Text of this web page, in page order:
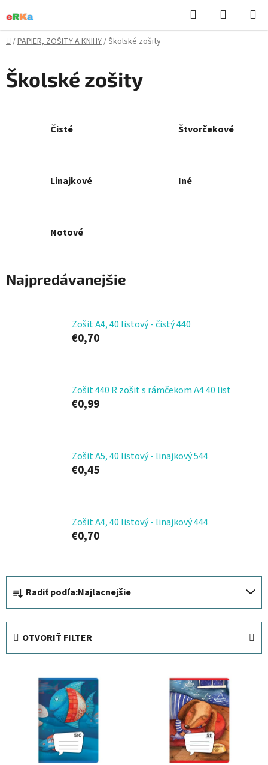
na
obsah
Hľadať
KOŠÍK
Domov
/PAPIER, ZOŠITY A KNIHY/Školské zošity
Školské zošity
Čisté Štvorčekové
Linajkové Iné
Notové
Najpredávanejšie
Zošit A4, 40 listový - čistý 440
€0,70
Zošit 440 R zošit s rámčekom A4 40 list
€0,99
Zošit A5, 40 listový - linajkový 544
€0,45
Zošit A4, 40 listový - linajkový 444
€0,70
R
a
d
Radiť podľa:Najlacnejšie
OTVORIŤ FILTER